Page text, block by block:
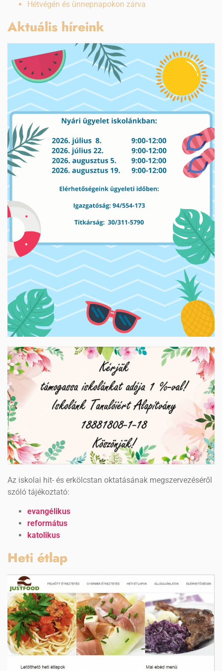
Hétvégén és ünnepnapokon zárva
Aktuális híreink
Az iskolai hit- és erkölcstan oktatásának megszervezéséről
szóló tájékoztató:
evangélikus
református
katolikus
Heti étlap